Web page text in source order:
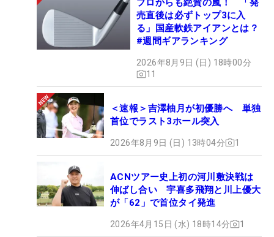
プロからも絶賛の嵐！ 「発
売直後は必ずトップ3に入
る」国産軟鉄アイアンとは？
#週間ギアランキング
2026年8月9日 (日) 18時00分
11
＜速報＞吉澤柚月が初優勝へ 単独
首位でラスト3ホール突入
2026年8月9日 (日) 13時04分 1
ACNツアー史上初の河川敷決戦は
伸ばし合い 宇喜多飛翔と川上優大
が「62」で首位タイ発進
2026年4月15日 (水) 18時14分 1